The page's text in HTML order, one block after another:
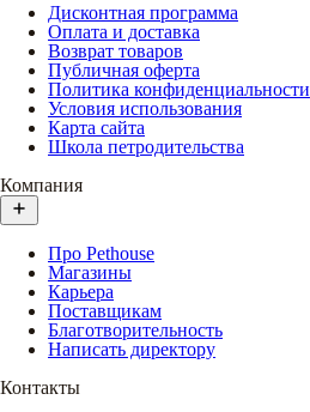
Дисконтная программа
Оплата и доставка
Возврат товаров
Публичная оферта
Политика конфиденциальности
Условия использования
Карта сайта
Школа петродительства
Компания
Про Pethouse
Магазины
Карьера
Поставщикам
Благотворительность
Написать директору
Контакты